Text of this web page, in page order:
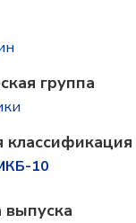
группа
10